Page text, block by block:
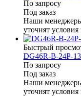
По запросу
Под заказ
Наши менеджеры
уточнят условия
Быстрый
DG46R-B-24P-
По запросу
Под заказ
Наши менеджеры
уточнят условия